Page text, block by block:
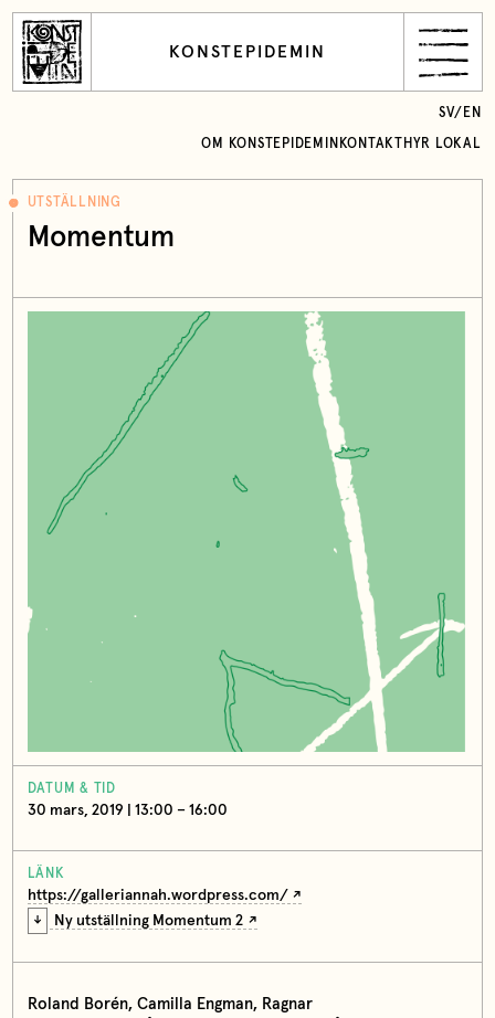
KONSTEPIDEMIN
OM KONSTEPIDEMIN KONTAKT HYR LOKAL
SV/ EN
UTSTÄLLNING
Momentum
DATUM & TID
30 mars, 2019 | 13:00 – 16:00
LÄNK
https://galleriannah.wordpress.com/
Ny utställning Momentum 2
Roland Borén, Camilla Engman, Ragnar